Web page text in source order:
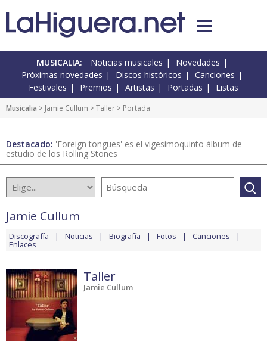
MUSICALIA: Noticias musicales
Novedades
Próximas novedades
Discos históricos
Canciones
Festivales
Premios Artistas Portadas Listas
Musicalia > Jamie Cullum >Taller > Portada
Destacado: 'Foreign tongues' es el vigesimoquinto álbum de
estudio de los Rolling Stones
Jamie Cullum
Discografía Noticias Biografía Fotos Canciones
Enlaces
Taller
Jamie Cullum